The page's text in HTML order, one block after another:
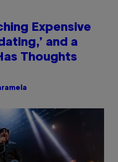
Expensive
and a
Thoughts